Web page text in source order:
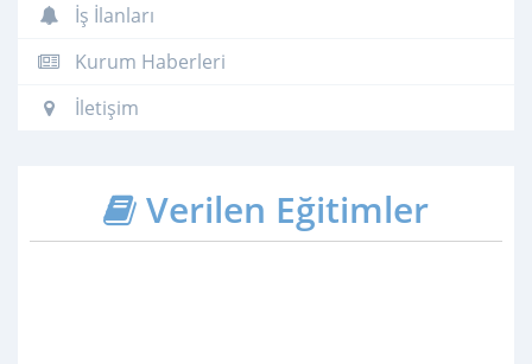
İş İlanları
Kurum Haberleri
İletişim
Verilen Eğitimler